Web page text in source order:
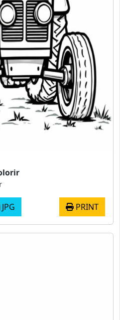
JPG PRINT